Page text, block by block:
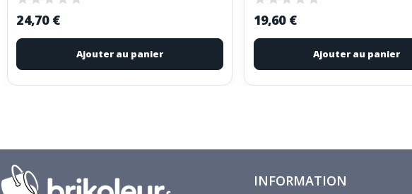
24,70 €
Ajouter au panier
19,60 €
Ajouter au panier
INFORMATION